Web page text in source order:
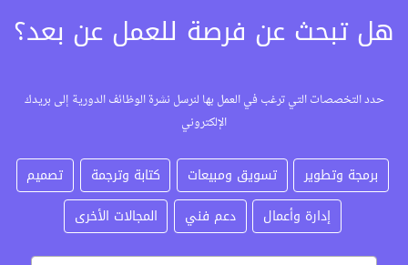
هل تبحث عن فرصة للعمل عن بعد؟
حدد التخصصات التي ترغب في العمل بها لنرسل نشرة الوظائف الدورية إلى بريدك
الإلكتروني
برمجة وتطوير تسويق ومبيعات كتابة وترجمة
تصميم
إدارة وأعمال
دعم فني المجالات الأخرى